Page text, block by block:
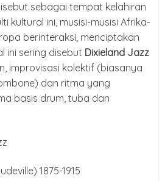
sebagai tempat kelahiran
kultural ini, musisi-musisi Afrika-
berinteraksi, menciptakan
ini sering disebut Dixieland Jazz
improvisasi kolektif (biasanya
dan ritma yang
basis drum, tuba dan
1875-1915